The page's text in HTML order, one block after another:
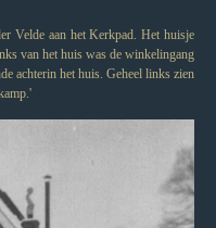
Velde aan het Kerkpad. Het huisje
van het huis was de winkelingang
achterin het huis. Geheel links zien